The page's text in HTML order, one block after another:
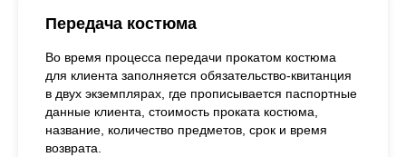
Передача костюма
Во время процесса передачи прокатом костюма
для клиента заполняется обязательство-квитанция
в двух экземплярах, где прописывается паспортные
данные клиента, стоимость проката костюма,
название, количество предметов, срок и время
возврата.